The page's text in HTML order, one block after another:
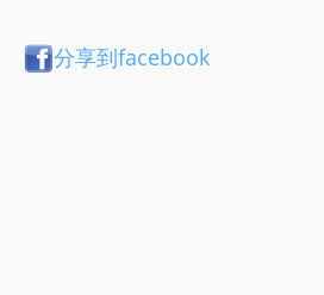
分享到facebook